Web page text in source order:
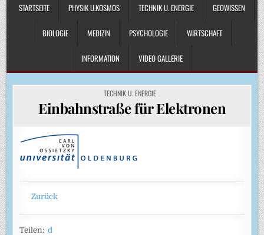
STARTSEITE
PHYSIK U.KOSMOS TECHNIK U. ENERGIE GEOWISSEN
BIOLOGIE MEDIZIN PSYCHOLOGIE WIRTSCHAFT
INFORMATION VIDEO GALLERIE
POSTED
IN
TECHNIK U. ENERGIE
Einbahnstraße für Elektronen
Zurück
Teilen:d